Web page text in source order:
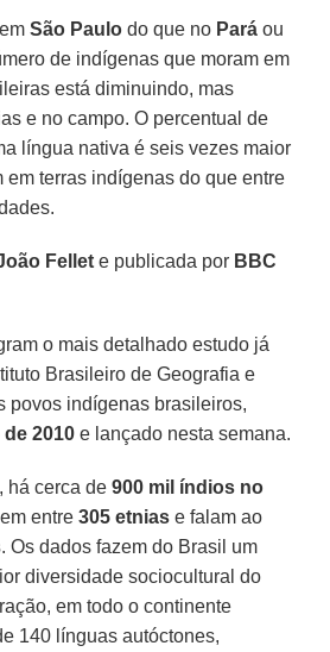
São Paulo do que no Pará ou
de indígenas que moram em
está diminuindo, mas
e no campo. O percentual de
língua nativa é seis vezes maior
em terras indígenas do que entre
Fellet e publicada por BBC
o mais detalhado estudo já
Brasileiro de Geografia e
povos indígenas brasileiros,
2010 e lançado nesta semana.
há cerca de900 mil índios no
entre305 etnias e falam ao
. Os dados fazem do Brasil um
diversidade sociocultural do
em todo o continente
140 línguas autóctones,